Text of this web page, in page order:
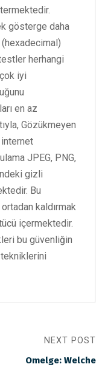
gösterge daha
herhangi
iyi
en az
Gözükmeyen
JPEG, PNG,
gizli
Bu
kaldırmak
içermektedir.
bu güvenliğin
tekniklerini
NEXT POST
Omelge: Welche